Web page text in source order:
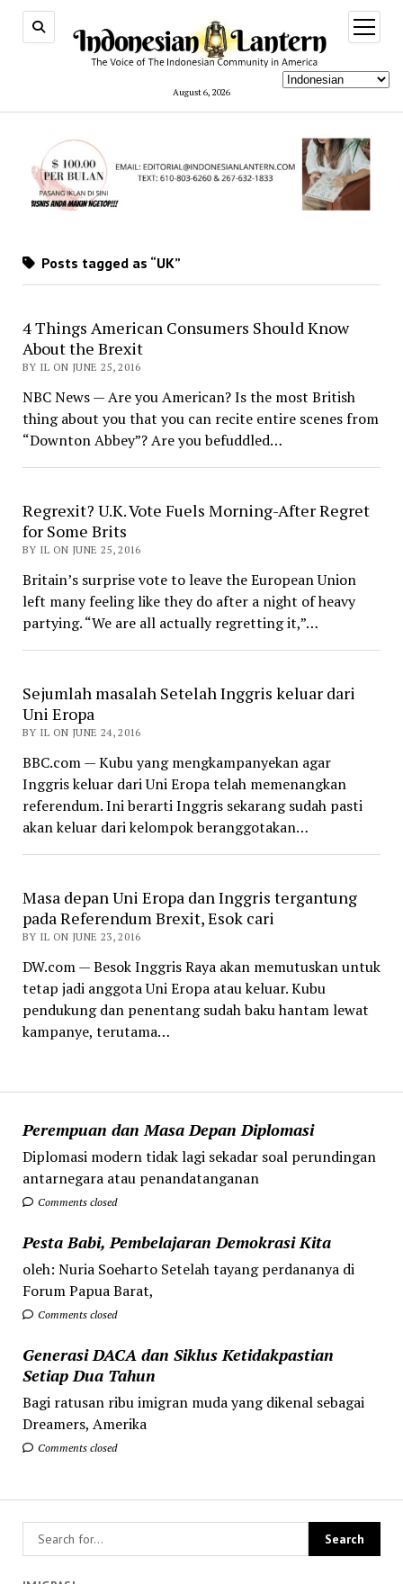
August 6, 2026
open
menu
Perempuan dan Masa Depan Diplomasi
Diplomasi modern tidak lagi sekadar soal perundingan
antarnegara atau penandatanganan
Comments closed
Pesta Babi, Pembelajaran Demokrasi Kita
oleh: Nuria Soeharto Setelah tayang perdananya di
Forum Papua Barat,
Comments closed
Generasi DACA dan Siklus Ketidakpastian
Setiap Dua Tahun
Bagi ratusan ribu imigran muda yang dikenal sebagai
Dreamers, Amerika
Comments closed
Posts tagged as “UK”
4 Things American Consumers Should Know
About the Brexit
BY IL ON JUNE 25, 2016
NBC News — Are you American? Is the most British
thing about you that you can recite entire scenes from
“Downton Abbey”? Are you befuddled…
Regrexit? U.K. Vote Fuels Morning-After Regret
for Some Brits
BY IL ON JUNE 25, 2016
Britain’s surprise vote to leave the European Union
left many feeling like they do after a night of heavy
partying. “We are all actually regretting it,”…
Sejumlah masalah Setelah Inggris keluar dari
Uni Eropa
BY IL ON JUNE 24, 2016
BBC.com — Kubu yang mengkampanyekan agar
Inggris keluar dari Uni Eropa telah memenangkan
referendum. Ini berarti Inggris sekarang sudah pasti
akan keluar dari kelompok beranggotakan…
Masa depan Uni Eropa dan Inggris tergantung
pada Referendum Brexit, Esok cari
BY IL ON JUNE 23, 2016
DW.com — Besok Inggris Raya akan memutuskan untuk
tetap jadi anggota Uni Eropa atau keluar. Kubu
pendukung dan penentang sudah baku hantam lewat
kampanye, terutama…